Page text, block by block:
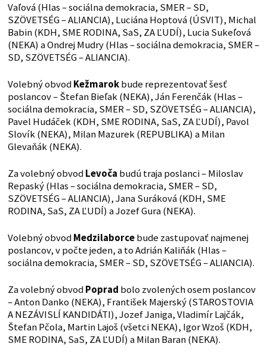
Vaľová (Hlas – sociálna demokracia, SMER – SD,
SZÖVETSÉG – ALIANCIA), Luciána Hoptová (ÚSVIT), Michal
Babin (KDH, SME RODINA, SaS, ZA ĽUDÍ), Lucia Sukeľová
(NEKA) a Ondrej Mudry (Hlas – sociálna demokracia, SMER –
SD, SZÖVETSÉG – ALIANCIA).
Volebný obvodKežmarokbude reprezentovať šesť
poslancov – Štefan Bieľak (NEKA), Ján Ferenčák (Hlas –
sociálna demokracia, SMER – SD, SZÖVETSÉG – ALIANCIA),
Pavel Hudáček (KDH, SME RODINA, SaS, ZA ĽUDÍ), Pavol
Slovík (NEKA), Milan Mazurek (REPUBLIKA) a Milan
Glevaňák (NEKA).
Za volebný obvodLevoča budú traja poslanci – Miloslav
Repaský (Hlas – sociálna demokracia, SMER – SD,
SZÖVETSÉG – ALIANCIA), Jana Suráková (KDH, SME
RODINA, SaS, ZA ĽUDÍ) a Jozef Gura (NEKA).
Volebný obvodMedzilaborcebude zastupovať najmenej
poslancov, v počte jeden, a to Adrián Kaliňák (Hlas –
sociálna demokracia, SMER – SD, SZÖVETSÉG – ALIANCIA).
Za volebný obvodPoprad bolo zvolených osem poslancov
– Anton Danko (NEKA), František Majerský (STAROSTOVIA
A NEZÁVISLÍ KANDIDÁTI), Jozef Janiga, Vladimír Lajčák,
Štefan Pčola, Martin Lajoš (všetci NEKA), Igor Wzoš (KDH,
SME RODINA, SaS, ZA ĽUDÍ) a Milan Baran (NEKA).